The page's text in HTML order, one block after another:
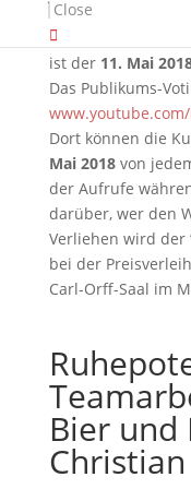
Close
zweitplatzierten
Anmeldeschluss
ist der 11. Mai
Das Publikums-
Dort können die
Mai 2018von
der Aufrufe
darüber, wer den
Verliehen wird der
bei der
Carl-Orff-Saal im
Bier und
Christian